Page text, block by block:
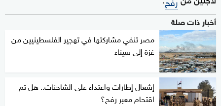
أخبار ذات صلة
مصر تنفي مشاركتها في تهجير الفلسطينيين من
غزة إلى سيناء
إشعال إطارات واعتداء على الشاحنات.. هل تم
اقتحام معبر رفح؟